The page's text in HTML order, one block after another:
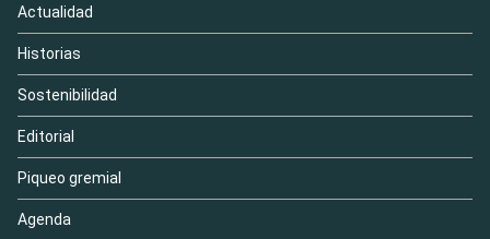
Actualidad
Historias
Sostenibilidad
Editorial
Piqueo gremial
Agenda